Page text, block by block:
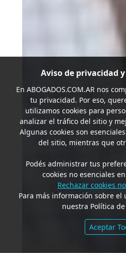
Aviso de privacidad
En ABOGADOS.COM.ARnos
tu privacidad. Por eso,
utilizamos cookies para
analizar el tráfico del sitio y
Algunas cookies son
del sitio, mientras que
Podés administrar tus
cookies no esenciales
Rechazar cookies
Para más información sobre el
nuestra Política
Aceptar